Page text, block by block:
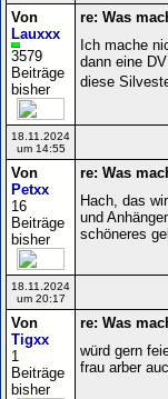
Von
Lauxxx
3579
Beiträge
bisher
re: Was
Ich mache
dann eine
diese
18.11.2024
um 14:55
Von
Petxx
16
Beiträge
bisher
re: Was
Hach, das
und
schöneres
18.11.2024
um 20:17
Von
Tigxx
1
Beiträge
bisher
re: Was
würd gern
frau arber